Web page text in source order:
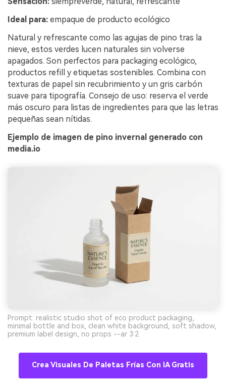
Ideal para: empaque de producto ecológico
Natural y refrescante como las agujas de pino tras la
nieve, estos verdes lucen naturales sin volverse
apagados. Son perfectos para packaging ecológico,
productos refill y etiquetas sostenibles. Combina con
texturas de papel sin recubrimiento y un gris carbón
suave para tipografía. Consejo de uso: reserva el verde
más oscuro para listas de ingredientes para que las letras
pequeñas sean nítidas.
Ejemplo de imagen de pino invernal generado con
media.io
Prompt: realistic studio shot of eco product packaging,
minimal bottle and box, clean white background, soft shadow,
premium label design, no props --ar 3:2
Crea Visuales De Paletas Frías Con IA Gratis
Crea imágenes IA
ilimitadas. 100 %
gratis!
Empieza Gratis→